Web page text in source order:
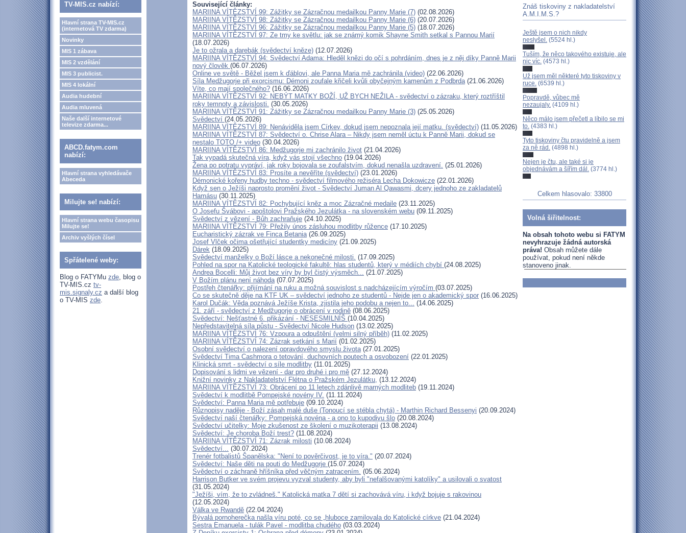
TV-MIS.cz nabízí:
Hlavní strana TV-MIS.cz
(internetová TV zdarma)
Novinky
MIS 1 zábava
MIS 2 vzdělání
MIS 3 publicist.
MIS 4 lokální
Audia hudební
Audia mluvená
Naše další internetové
televize zdarma...
ABCD.fatym.com
nabízí:
Hlavní strana vyhledávače
Abeceda
Milujte se! nabízí:
Hlavní strana webu časopisu
Milujte se!
Archiv vyšlých čísel
Spřátelené weby:
Blog o FATYMu zde, blog o
TV-MIS.cz tv-
mis.signaly.cz a další blog
o TV-MIS zde.
Související články:
MARIINA VÍTĚZSTVÍ 99: Zážitky se Zázračnou medailkou Panny Marie (7) (02.08.2026)
MARIINA VÍTĚZSTVÍ 98: Zážitky se Zázračnou medailkou Panny Marie (6) (20.07.2026)
MARIINA VÍTĚZSTVÍ 96: Zážitky se Zázračnou medailkou Panny Marie (5) (18.07.2026)
MARIINA VÍTĚZSTVÍ 97: Ze tmy ke světlu: jak se známý komik Shayne Smith setkal s Pannou Marií
(18.07.2026)
Je to ožrala a darebák (svědectví kněze) (12.07.2026)
MARIINA VÍTĚZSTVÍ 94: Svědectví Adama: Hleděl knězi do očí s pohrdáním, dnes je z něj díky Panně Marii
nový člověk (06.07.2026)
Online ve světě - Běžel jsem k ďáblovi, ale Panna Maria mě zachránila (video) (22.06.2026)
Síla Medžugorje při exorcismu: Démoni zoufale křičeli kvůli obyčejným kamenům z Podbrda(21.06.2026)
Víte, co mají společného? (16.06.2026)
MARIINA VÍTĚZSTVÍ 92: NEBÝT MATKY BOŽÍ, UŽ BYCH NEŽILA - svědectví o zázraku, který roztříštil
roky temnoty a závislosti. (30.05.2026)
MARIINA VÍTĚZSTVÍ 91: Zážitky se Zázračnou medailkou Panny Marie (3) (25.05.2026)
Svědectví (24.05.2026)
MARIINA VÍTĚZSTVÍ 89: Nenáviděla jsem Církev, dokud jsem nepoznala její matku. (svědectví) (11.05.2026)
MARIINA VÍTĚZSTVÍ 87: Svědectví o. Chrise Alara – Nikdy jsem neměl úctu k Panně Marii, dokud se
nestalo TOTO /+ video (30.04.2026)
MARIINA VÍTĚZSTVÍ 86: Medžugorje mi zachránilo život (21.04.2026)
Tak vypadá skutečná víra, když vás stojí všechno (19.04.2026)
Žena po potratu vypráví, jak roky bojovala se zoufalstvím, dokud nenašla uzdravení. (25.01.2026)
MARIINA VÍTĚZSTVÍ 83: Prosíte a nevěříte (svědectví) (23.01.2026)
Démonické kořeny hudby techno - svědectví filmového režiséra Lecha Dokowicze (22.01.2026)
Když sen o Ježíši naprosto promění život - Svědectví Juman Al Qawasmi, dcery jednoho ze zakladatelů
Hamásu (30.11.2025)
MARIINA VÍTĚZSTVÍ 82: Pochybující kněz a moc Zázračné medaile (23.11.2025)
O Josefu Švábovi - apoštolovi Pražského Jezulátka - na slovenském webu (09.11.2025)
Svědectví z vězení - Bůh zachraňuje (24.10.2025)
MARIINA VÍTĚZSTVÍ 79: Přežily únos zásluhou modlitby růžence (17.10.2025)
Eucharistický zázrak ve Finca Betania(26.09.2025)
Josef Vlček očima ošetřující studentky medicíny (21.09.2025)
Dárek (18.09.2025)
Svědectví manželky o Boží lásce a nekonečné milosti. (17.09.2025)
Pohled na spor na Katolické teologické fakultě: hlas studentů, který v médiích chybí (24.08.2025)
Andrea Bocelli: Můj život bez víry by byl čistý výsměch... (21.07.2025)
V Božím plánu není náhoda(07.07.2025)
Postřeh čtenářky: přijímání na ruku a možná souvislost s nadcházejícím výročím (03.07.2025)
Co se skutečně děje na KTF UK – svědectví jednoho ze studentů - Nejde jen o akademický spor (16.06.2025)
Karol Dučák: Věda poznává Ježíše Krista, zjistila jeho podobu a nejen to... (14.06.2025)
21. září - svědectví z Medžugorje o obrácení v rodině (08.06.2025)
Svědectví: Nešťastné 6. přikázání - NESESMILNÍŠ (10.04.2025)
Nepředstavitelná síla půstu - Svědectví Nicole Hudson (13.02.2025)
MARIINA VÍTĚZSTVÍ 76: Vzpoura a odpuštění (velmi silný příběh) (11.02.2025)
MARIINA VÍTĚZSTVÍ 74: Zázrak setkání s Marií (01.02.2025)
Osobní svědectví o nalezení opravdového smyslu života(27.01.2025)
Svědectví Tima Cashmora o tetování, duchovních poutech a osvobození (22.01.2025)
Klinická smrt - svědectví o síle modlitby (11.01.2025)
Dopisování s lidmi ve vězení - dar pro druhé i pro mě (27.12.2024)
Knižní novinky z Nakladatelství Flétna o Pražském Jezulátku, (13.12.2024)
MARIINA VÍTĚZSTVÍ 73: Obrácení po 11 letech zdánlivě marných modliteb (19.11.2024)
Svědectví k modlitbě Pompejské novény IV. (11.11.2024)
Svědectví: Panna Maria mě potřebuje (09.10.2024)
Různopisy naděje - Boží zásah malé duše (Tonoucí se stébla chytá) - Marthin Richard Bessenyi (20.09.2024)
Svědectví naší čtenářky: Pompejská novéna - a ono to kupodivu šlo (20.08.2024)
Svědectví učitelky: Moje zkušenost ze školení o muzikoterapii (13.08.2024)
Svědectví: Je choroba Boží trest? (11.08.2024)
MARIINA VÍTĚZSTVÍ 71: Zázrak milosti (10.08.2024)
Svědectví... (30.07.2024)
Trenér fotbalistů Španělska: "Není to pověrčivost, je to víra." (20.07.2024)
Svědectví: Naše děti na pouti do Medžugorje (15.07.2024)
Svědectví o záchraně hříšníka před věčným zatracením. (05.06.2024)
Harrison Butker ve svém projevu vyzval studenty, aby byli "nefalšovanými katolíky" a usilovali o svatost
(31.05.2024)
"Ježíši, vím, že to zvládneš." Katolická matka 7 dětí si zachovává víru, i když bojuje s rakovinou
(12.05.2024)
Válka ve Rwandě (22.04.2024)
Bývalá pornoherečka našla víru poté, co se „hluboce zamilovala do Katolické církve (21.04.2024)
Sestra Emanuela - tulák Pavel - modlitba chudého (03.03.2024)
Znáš tiskoviny z nakladatelství
A.M.I.M.S.?
Ještě jsem o nich nikdy
neslyšel. (5524 hl.)
Tuším, že něco takového existuje, ale
nic víc. (4573 hl.)
Už jsem měl některé tyto tiskoviny v
ruce. (6539 hl.)
Popravdě, vůbec mě
nezaujaly. (4109 hl.)
Něco málo jsem přečetl a líbilo se mi
to. (4383 hl.)
Tyto tiskoviny čtu pravidelně a jsem
za ně rád. (4898 hl.)
Nejen je čtu, ale také si je
objednávám a šířím dál. (3774 hl.)
Celkem hlasovalo: 33800
Volná šiřitelnost:
Na obsah tohoto webu si FATYM
nevyhrazuje žádná autorská
práva! Obsah můžete dále
používat, pokud není někde
stanoveno jinak.